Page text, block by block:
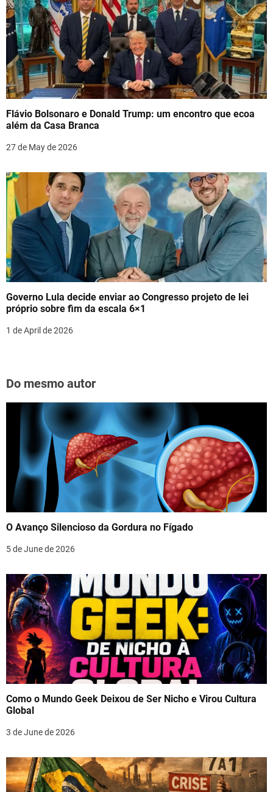
Flávio Bolsonaro e Donald Trump: um encontro que ecoa
além da Casa Branca
27 de May de 2026
Governo Lula decide enviar ao Congresso projeto de lei
próprio sobre fim da escala 6×1
1 de April de 2026
Do mesmo autor
O Avanço Silencioso da Gordura no Fígado
5 de June de 2026
Como o Mundo Geek Deixou de Ser Nicho e Virou Cultura
Global
3 de June de 2026